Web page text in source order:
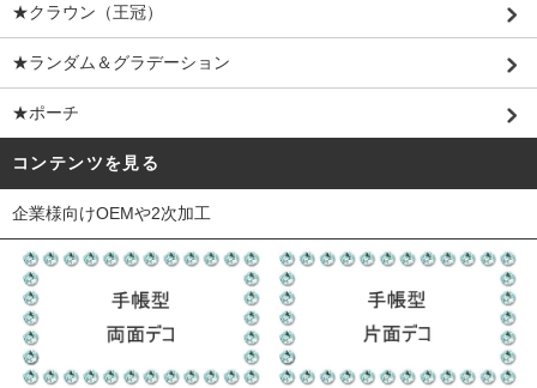
★クラウン（王冠）
★ランダム＆グラデーション
★ポーチ
コンテンツを見る
企業様向けOEMや2次加工